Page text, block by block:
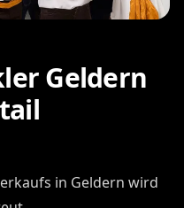
Geldern
in Geldern wird